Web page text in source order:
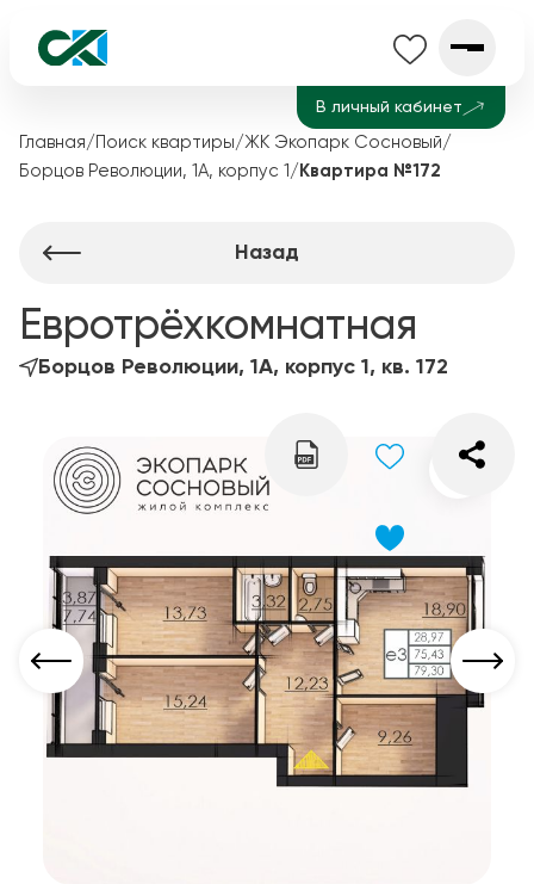
В личный кабинет
Главная/ Поиск квартиры/ЖК Экопарк Сосновый/
Борцов Революции, 1А, корпус 1 / Квартира №172
Назад
Евротрёхкомнатная
Борцов Революции, 1А, корпус 1, кв. 172